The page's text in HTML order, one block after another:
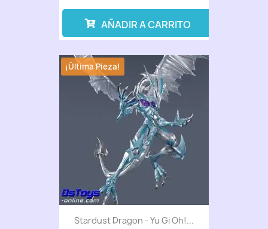
AÑADIR A CARRITO
Stardust Dragon - Yu Gi Oh!...
¡Última Pieza!